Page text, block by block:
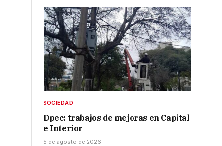
SOCIEDAD
Dpec: trabajos de mejoras en Capital
e Interior
5 de agosto de 2026